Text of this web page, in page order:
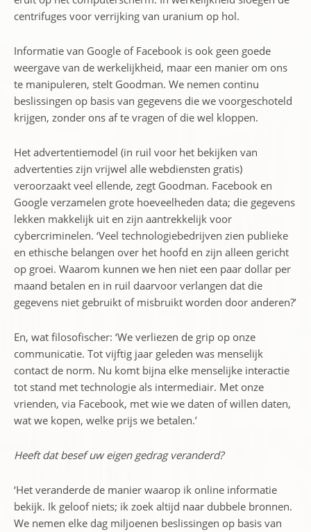
centrifuges voor verrijking van uranium op hol.
Informatie van Google of Facebook is ook geen goede
weergave van de werkelijkheid, maar een manier om ons
te manipuleren, stelt Goodman. We nemen continu
beslissingen op basis van gegevens die we voorgeschoteld
krijgen, zonder ons af te vragen of die wel kloppen.
Het advertentiemodel (in ruil voor het bekijken van
advertenties zijn vrijwel alle webdiensten gratis)
veroorzaakt veel ellende, zegt Goodman. Facebook en
Google verzamelen grote hoeveelheden data; die gegevens
lekken makkelijk uit en zijn aantrekkelijk voor
cybercriminelen. ‘Veel technologiebedrijven zien publieke
en ethische belangen over het hoofd en zijn alleen gericht
op groei. Waarom kunnen we hen niet een paar dollar per
maand betalen en in ruil daarvoor verlangen dat die
gegevens niet gebruikt of misbruikt worden door anderen?’
En, wat filosofischer: ‘We verliezen de grip op onze
communicatie. Tot vijftig jaar geleden was menselijk
contact de norm. Nu komt bijna elke menselijke interactie
tot stand met technologie als intermediair. Met onze
vrienden, via Facebook, met wie we daten of willen daten,
wat we kopen, welke prijs we betalen.’
Heeft dat besef uw eigen gedrag veranderd?
‘Het veranderde de manier waarop ik online informatie
bekijk. Ik geloof niets; ik zoek altijd naar dubbele bronnen.
We nemen elke dag miljoenen beslissingen op basis van